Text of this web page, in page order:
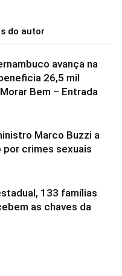
do autor
avança na
26,5 mil
Bem – Entrada
Marco Buzzi a
por crimes sexuais
133 famílias
as chaves da